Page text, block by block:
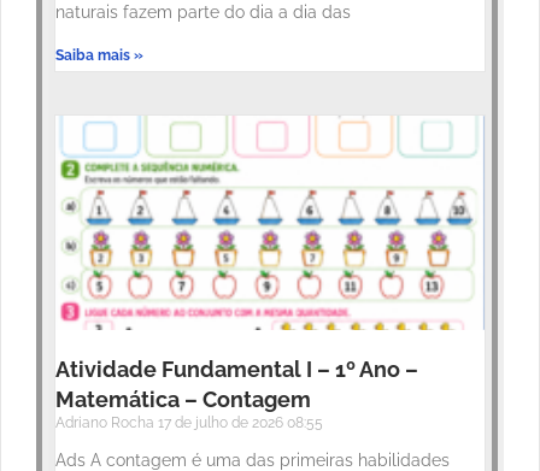
naturais fazem parte do dia a dia das
Saiba mais »
Atividade Fundamental I – 1º Ano –
Matemática – Contagem
Adriano Rocha 17 de julho de 2026 08:55
Ads A contagem é uma das primeiras habilidades